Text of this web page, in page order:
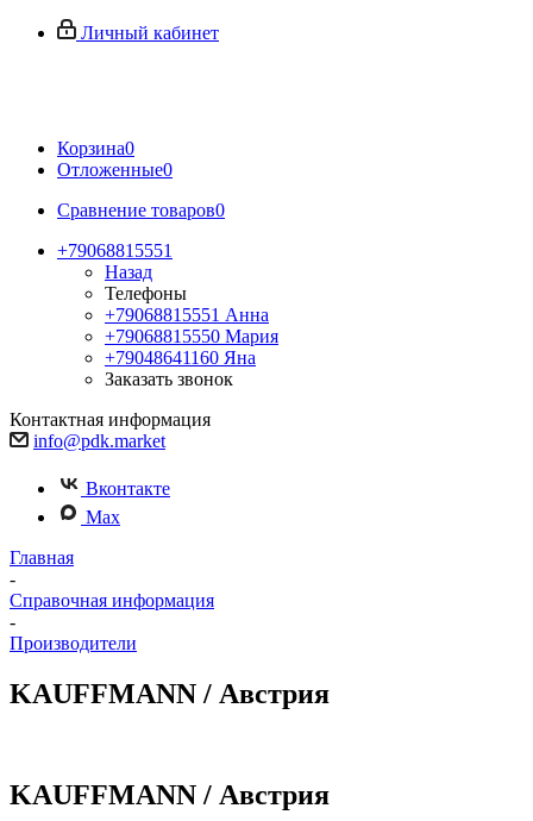
Личный кабинет
Корзина0
Отложенные0
Сравнение товаров0
+79068815551
Назад
Телефоны
+79068815551 Анна
+79068815550 Мария
+79048641160 Яна
Заказать звонок
Контактная информация
info@pdk.market
Вконтакте
Max
Главная
-
Справочная информация
-
Производители
KAUFFMANN / Австрия
KAUFFMANN / Австрия